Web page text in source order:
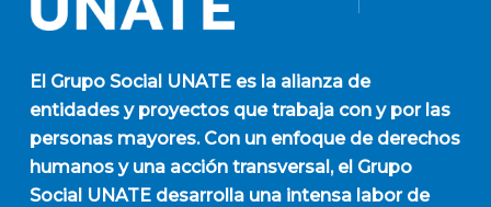
El Grupo Social UNATEes la alianza de
entidades y proyectos que trabaja con y por las
personas mayores. Con un enfoque de derechos
humanos y una acción transversal, el Grupo
Social UNATE desarrolla una intensa labor de